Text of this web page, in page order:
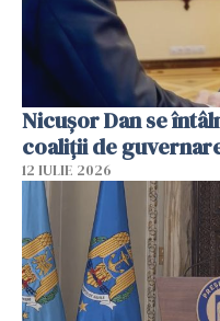
Nicuşor Dan se
coaliţii de
12 IULIE 2026